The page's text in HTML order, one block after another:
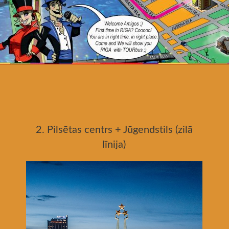
2. Pilsētas centrs + Jūgendstils (zilā
līnija)